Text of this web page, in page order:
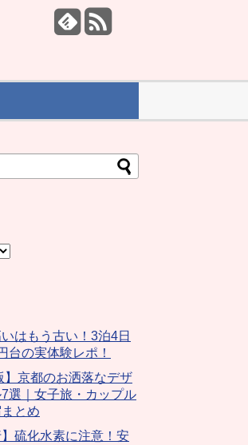
はもう古い！3泊4日
台の実体験レポ！
】京都のお洒落なデザ
選｜女子旅・カップル
とめ
】硫化水素に注意！安